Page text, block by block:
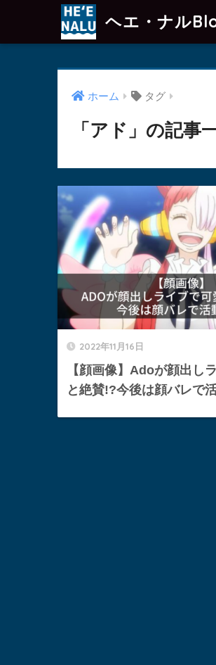
ヘエ・ナル
ホーム タグ
「アド」の記事
2022年11月16日
【顔画像】Adoが顔出し
と絶賛!?今後は顔バレで